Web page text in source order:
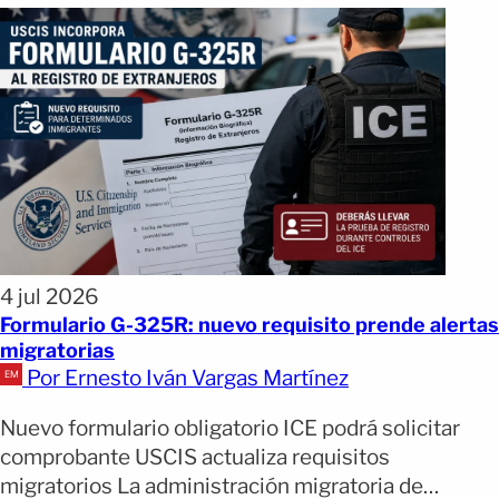
4 jul 2026
Formulario G-325R: nuevo requisito prende alertas
migratorias
Por Ernesto Iván Vargas Martínez
Nuevo formulario obligatorio ICE podrá solicitar
comprobante USCIS actualiza requisitos
migratorios La administración migratoria de